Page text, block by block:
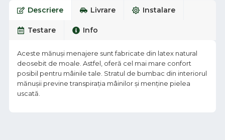
Descriere Livrare Instalare
Testare Info
Aceste mănuși menajere sunt fabricate din latex natural
deosebit de moale. Astfel, oferă cel mai mare confort
posibil pentru mâinile tale. Stratul de bumbac din interiorul
mănușii previne transpirația mâinilor și menține pielea
uscată.